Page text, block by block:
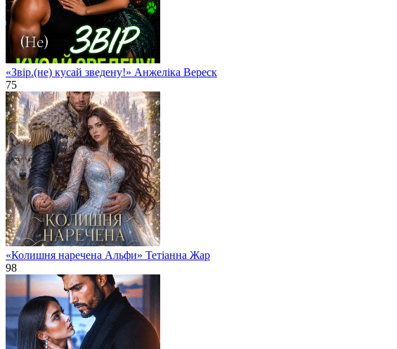
«Звір.(не) кусай зведену!» Анжеліка Вереск
75
«Колишня наречена Альфи» Тетіанна Жар
98